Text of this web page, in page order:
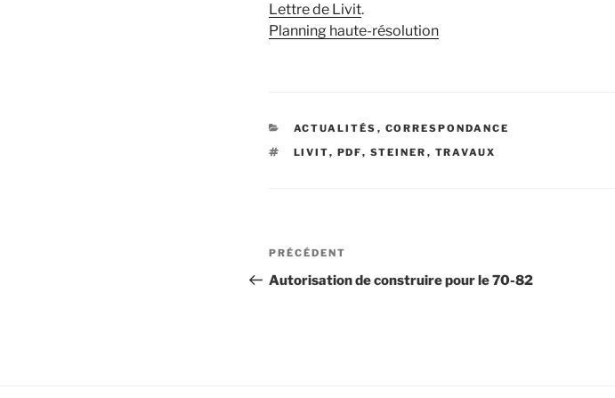
Lettre de Livit.
Planning haute-résolution
CATÉGORIES
ACTUALITÉS , CORRESPONDANCE
ÉTIQUETTES
LIVIT, PDF, STEINER , TRAVAUX
Navigation
de
Article
précédent
PRÉCÉDENT
Autorisation de construire pour le 70-82